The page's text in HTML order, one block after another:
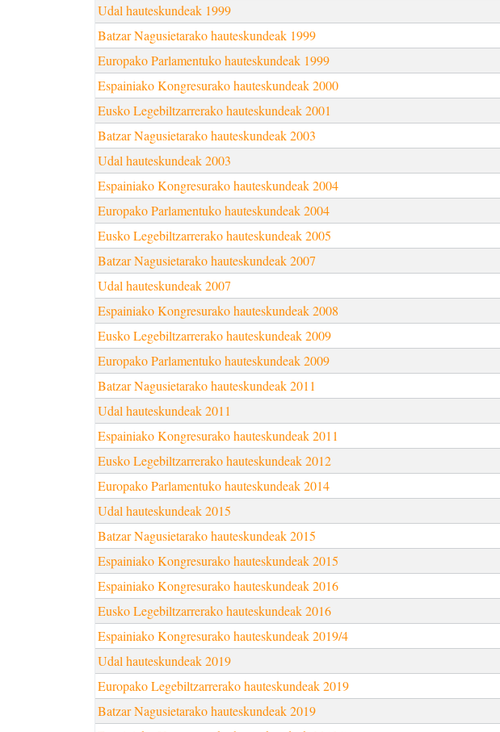
Udal hauteskundeak 1999
Batzar Nagusietarako hauteskundeak 1999
Europako Parlamentuko hauteskundeak 1999
Espainiako Kongresurako hauteskundeak 2000
Eusko Legebiltzarrerako hauteskundeak 2001
Batzar Nagusietarako hauteskundeak 2003
Udal hauteskundeak 2003
Espainiako Kongresurako hauteskundeak 2004
Europako Parlamentuko hauteskundeak 2004
Eusko Legebiltzarrerako hauteskundeak 2005
Batzar Nagusietarako hauteskundeak 2007
Udal hauteskundeak 2007
Espainiako Kongresurako hauteskundeak 2008
Eusko Legebiltzarrerako hauteskundeak 2009
Europako Parlamentuko hauteskundeak 2009
Batzar Nagusietarako hauteskundeak 2011
Udal hauteskundeak 2011
Espainiako Kongresurako hauteskundeak 2011
Eusko Legebiltzarrerako hauteskundeak 2012
Europako Parlamentuko hauteskundeak 2014
Udal hauteskundeak 2015
Batzar Nagusietarako hauteskundeak 2015
Espainiako Kongresurako hauteskundeak 2015
Espainiako Kongresurako hauteskundeak 2016
Eusko Legebiltzarrerako hauteskundeak 2016
Espainiako Kongresurako hauteskundeak 2019/4
Udal hauteskundeak 2019
Europako Legebiltzarrerako hauteskundeak 2019
Batzar Nagusietarako hauteskundeak 2019